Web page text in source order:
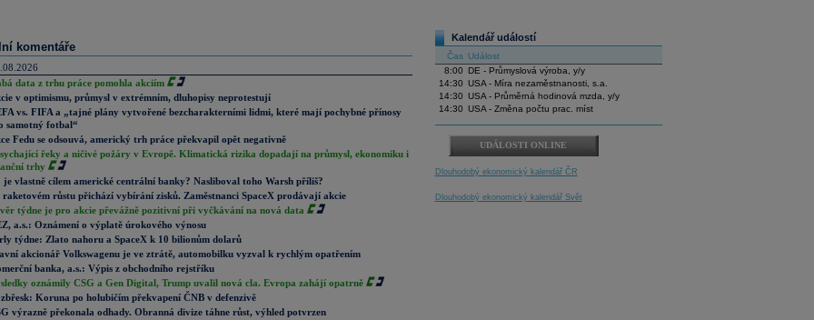
komentáře
data z trhu práce pomohla akciím
v optimismu, průmysl v extrémním, dluhopisy neprotestují
vs. FIFA a „tajné plány vytvořené bezcharakterními lidmi, které mají pochybné přínosy
samotný fotbal“
Fedu se odsouvá, americký trh práce překvapil opět negativně
řeky a ničivé požáry v Evropě. Klimatická rizika dopadají na průmysl, ekonomiku i
trhy
je vlastně cílem americké centrální banky? Nasliboval toho Warsh příliš?
raketovém růstu přichází vybírání zisků. Zaměstnanci SpaceX prodávají akcie
týdne je pro akcie převážně pozitivní při vyčkávání na nová data
a.s.: Oznámení o výplatě úrokového výnosu
týdne: Zlato nahoru a SpaceX k 10 bilionům dolarů
akcionář Volkswagenu je ve ztrátě, automobilku vyzval k rychlým opatřením
banka, a.s.: Výpis z obchodního rejstříku
oznámily CSG a Gen Digital, Trump uvalil nová cla. Evropa zahájí opatrně
Koruna po holubičím překvapení ČNB v defenzivě
výrazně překonala odhady. Obranná divize táhne růst, výhled potvrzen
Kalendář událostí
Čas Událost
8:00
DE - Průmyslová výroba, y/y
14:30 USA - Míra nezaměstnanosti, s.a.
14:30 USA - Průměrná hodinová mzda, y/y
14:30 USA - Změna počtu prac. míst
UDÁLOSTI ONLINE
Dlouhodobý ekonomický kalendář ČR
Dlouhodobý ekonomický kalendář Svět